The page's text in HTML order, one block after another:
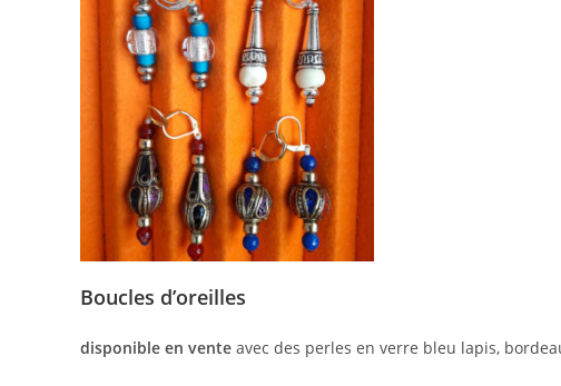
Boucles d’oreilles
disponible en vente avec des perles en verre bleu lapis,